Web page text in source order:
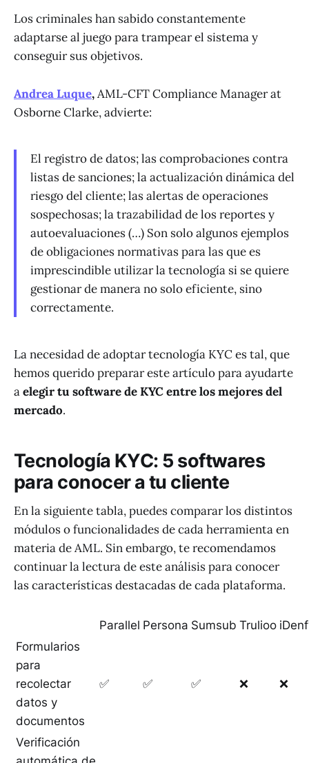
Los criminales han sabido constantemente
adaptarse al juego para trampear el sistema y
conseguir sus objetivos.
Andrea Luque,AML-CFT Compliance Manager at
Osborne Clarke, advierte:
El registro de datos; las comprobaciones contra
listas de sanciones; la actualización dinámica del
riesgo del cliente; las alertas de operaciones
sospechosas; la trazabilidad de los reportes y
autoevaluaciones (…) Son solo algunos ejemplos
de obligaciones normativas para las que es
imprescindible utilizar la tecnología si se quiere
gestionar de manera no solo eficiente, sino
correctamente.
La necesidad de adoptar tecnología KYC es tal, que
hemos querido preparar este artículo para ayudarte
aelegir tu software de KYC entre los mejores del
mercado.
Tecnología KYC: 5 softwares
para conocer a tu cliente
En la siguiente tabla, puedes comparar los distintos
módulos o funcionalidades de cada herramienta en
materia de AML. Sin embargo, te recomendamos
continuar la lectura de este análisis para conocer
las características destacadas de cada plataforma.
Parallel Persona Sumsub Trulioo
Formularios
para
recolectar
datos y
documentos
✅ ✅ ✅ ❌ ❌
Verificación